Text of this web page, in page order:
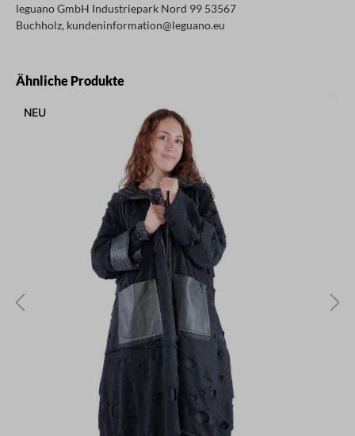
leguano GmbH Industriepark Nord 99 53567
Buchholz, kundeninformation@leguano.eu
Produktgalerie überspringen
Ähnliche Produkte
NEU